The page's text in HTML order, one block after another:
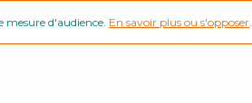
mesure d'audience. En savoir plus ou s'opposer.